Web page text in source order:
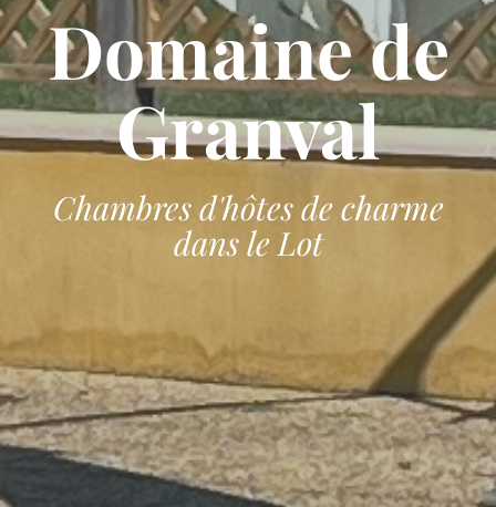
Domaine de
Granval
Chambres d'hôtes de charme
dans le Lot